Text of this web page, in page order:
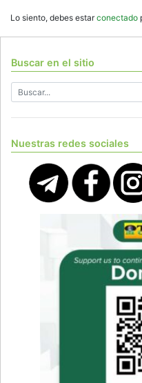
Lo siento, debes estarconectado
Buscar en el sitio
Nuestras redes sociales